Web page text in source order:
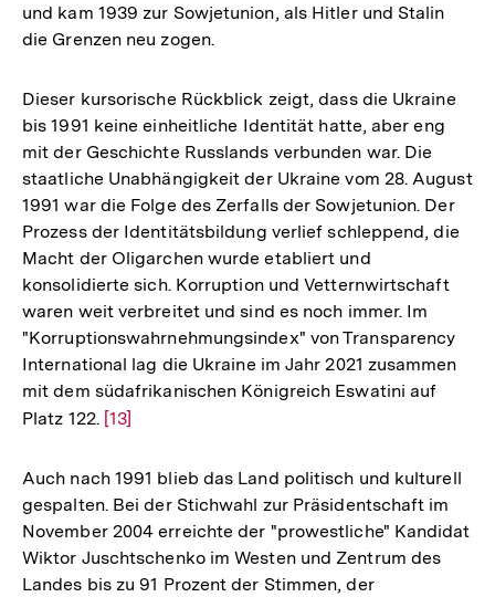
und kam 1939 zur Sowjetunion, als Hitler und Stalin
die Grenzen neu zogen.
Dieser kursorische Rückblick zeigt, dass die Ukraine
bis 1991 keine einheitliche Identität hatte, aber eng
mit der Geschichte Russlands verbunden war. Die
staatliche Unabhängigkeit der Ukraine vom 28. August
1991 war die Folge des Zerfalls der Sowjetunion. Der
Prozess der Identitätsbildung verlief schleppend, die
Macht der Oligarchen wurde etabliert und
konsolidierte sich. Korruption und Vetternwirtschaft
waren weit verbreitet und sind es noch immer. Im
"Korruptionswahrnehmungsindex" von Transparency
International lag die Ukraine im Jahr 2021 zusammen
mit dem südafrikanischen Königreich Eswatini auf
Platz 122. Zur
der
Fußnote
[13]
Auch nach 1991 blieb das Land politisch und kulturell
gespalten. Bei der Stichwahl zur Präsidentschaft im
November 2004 erreichte der "prowestliche" Kandidat
Wiktor Juschtschenko im Westen und Zentrum des
Landes bis zu 91 Prozent der Stimmen, der